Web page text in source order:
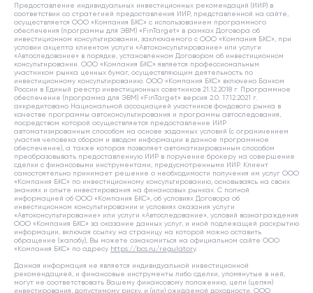
Предоставление индивидуальных инвестиционных рекомендаций (ИИР) в
соответствии со стратегией предоставления ИИР, представленной на сайте,
осуществляется ООО «Компания БКС» с использованием программного
обеспечения (программы для ЭВМ) «FinTarget» в рамках Договора об
инвестиционном консультировании, заключаемого с ООО «Компания БКС», при
условии акцепта клиентом услуги «Автоконсультирование» или услуги
«Автоследование» в порядке, установленном Договором об инвестиционном
консультировании. ООО «Компания БКС» является профессиональным
участником рынка ценных бумаг, осуществляющим деятельность по
инвестиционному консультированию. ООО «Компания БКС» включено Банком
России в Единый реестр инвестиционных советников 21.12.2018 г. Программное
обеспечение (программа для ЭВМ) «FinTarget» версия 2.0. 17.12.2021 г.
аккредитовано Национальной ассоциацией участников фондового рынка в
качестве программы автоконсультирования и программы автоследования,
посредством которой осуществляется предоставление ИИР
автоматизированным способом на основе заданных условий (с ограничением
участия человека сбором и вводом информации в данное программное
обеспечение), а также которая позволяет автоматизированным способом
преобразовывать предоставленную ИИР в поручение брокеру на совершение
сделки с финансовыми инструментами, предусмотренными ИИР. Клиент
самостоятельно принимает решение о необходимости получения им услуг ООО
«Компания БКС» по инвестиционному консультированию, основываясь на своих
знаниях и опыте инвестирования на финансовых рынках. С полной
информацией об ООО «Компания БКС», об условиях Договора об
инвестиционном консультировании и условиях оказания услуги
«Автоконсультирование» или услуги «Автоследование», условий вознаграждения
ООО «Компания БКС» за оказание данных услуг, и иной подлежащей раскрытию
информации, включая ссылку на страницу на которой можно оставить
обращение (жалобу), Вы можете ознакомиться на официальном сайте ООО
«Компания БКС» по адресу https://bcs.ru/regulatory.
Данная информация не является индивидуальной инвестиционной
рекомендацией, и финансовые инструменты либо сделки, упомянутые в ней,
могут не соответствовать Вашему финансовому положению, цели (целям)
инвестирования, допустимому риску, и (или) ожидаемой доходности. ООО